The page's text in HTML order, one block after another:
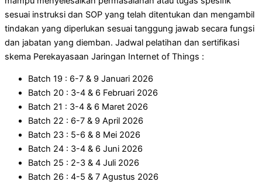
sesuai instruksi dan SOP yang telah ditentukan dan mengambil
tindakan yang diperlukan sesuai tanggung jawab secara fungsi
dan jabatan yang diemban. Jadwal pelatihan dan sertifikasi
skema Perekayasaan Jaringan Internet of Things :
Batch 19 : 6-7 & 9 Januari 2026
Batch 20 : 3-4 & 6 Februari 2026
Batch 21 : 3-4 & 6 Maret 2026
Batch 22 : 6-7 & 9 April 2026
Batch 23 : 5-6 & 8 Mei 2026
Batch 24 : 3-4 & 6 Juni 2026
Batch 25 : 2-3 & 4 Juli 2026
Batch 26 : 4-5 & 7 Agustus 2026